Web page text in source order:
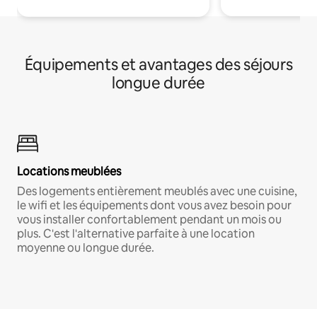
Équipements et avantages des séjours
longue durée
Locations meublées
Des logements entièrement meublés avec une cuisine,
le wifi et les équipements dont vous avez besoin pour
vous installer confortablement pendant un mois ou
plus. C'est l'alternative parfaite à une location
moyenne ou longue durée.